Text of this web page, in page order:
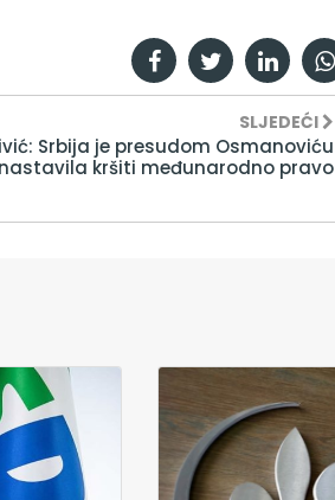
SLJEDEĆI
Srbija je presudom Osmanoviću
nastavila kršiti međunarodno pravo